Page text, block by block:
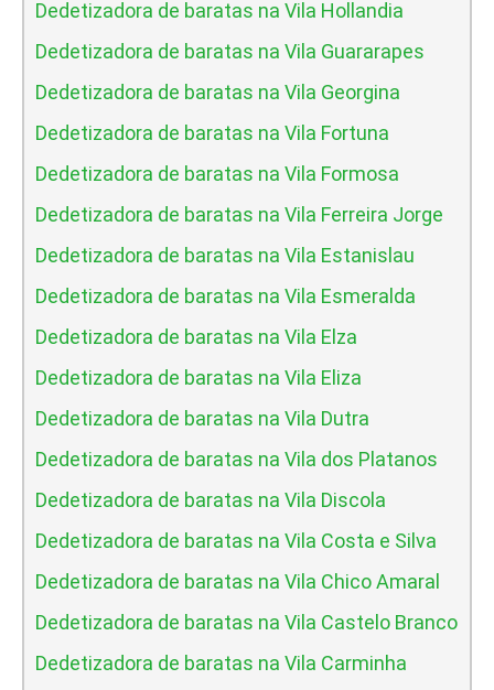
Dedetizadora de baratas na Vila Hollandia
Dedetizadora de baratas na Vila Guararapes
Dedetizadora de baratas na Vila Georgina
Dedetizadora de baratas na Vila Fortuna
Dedetizadora de baratas na Vila Formosa
Dedetizadora de baratas na Vila Ferreira Jorge
Dedetizadora de baratas na Vila Estanislau
Dedetizadora de baratas na Vila Esmeralda
Dedetizadora de baratas na Vila Elza
Dedetizadora de baratas na Vila Eliza
Dedetizadora de baratas na Vila Dutra
Dedetizadora de baratas na Vila dos Platanos
Dedetizadora de baratas na Vila Discola
Dedetizadora de baratas na Vila Costa e Silva
Dedetizadora de baratas na Vila Chico Amaral
Dedetizadora de baratas na Vila Castelo Branco
Dedetizadora de baratas na Vila Carminha